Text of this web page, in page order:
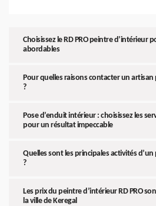
Choisissez le RD PRO peintre d’intérieur
abordables
Pour quelles raisons contacter un
?
Pose d’enduit intérieur : choisissez les
pour un résultat impeccable
Quelles sont les principales activités
?
Les prix du peintre d’intérieur RD PRO
la ville de Keregal